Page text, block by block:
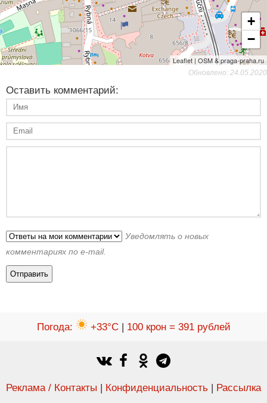
+
−
Leaflet | OSM & praga-praha.ru
Обновлено: 24.05.2020
Оставить комментарий:
Уведомлять о новых
комментариях по e-mail.
Погода: +33°C| 100 крон = 391 рублей
Реклама / Контакты | Конфиденциальность | Рассылка